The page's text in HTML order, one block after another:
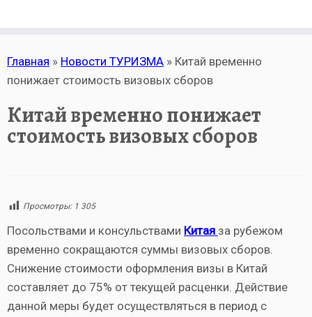
Главная » Новости ТУРИЗМА » Китай временно
понижает стоимость визовых сборов
Китай временно понижает
стоимость визовых сборов
Просмотры: 1 305
Посольствами и консульствами Китая за рубежом
временно сокращаются суммы визовых сборов.
Снижение стоимости оформления визы в Китай
составляет до 75% от текущей расценки. Действие
данной меры будет осуществляться в период с